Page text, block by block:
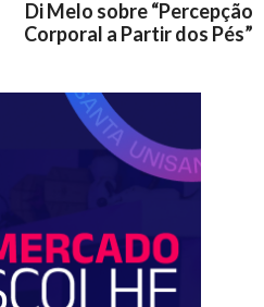
Di Melo sobre “Percepção
Corporal a Partir dos Pés”